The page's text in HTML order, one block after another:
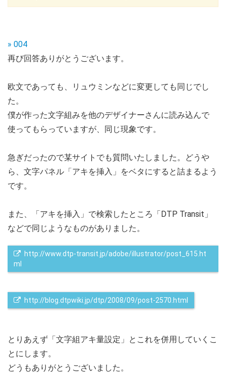
» 004
再び回答ありがとうございます。
欧文であっても、リュウミンなどに変更しても同じでし
た。
僕が作った文字組みを他のデザイナーさんに読み込んで
使ってもらっていますが、同じ現象です。
急ぎだったので某サイトでも質問いたしました。どうや
ら、文字パネル「アキを挿入」をベタにすると詰まるよう
です。
また、「アキを挿入」で検索したところ「DTP Transit」
などで同じようなものがありました。
http://www.dtp-transit.jp/adobe/illustrator/post_615.ht
ml
http://blog.dtpwiki.jp/dtp/2008/09/post-2570.html
とりあえず「文字組アキ量設定」とこれを併用していくこ
とにします。
どうもありがとうございました。